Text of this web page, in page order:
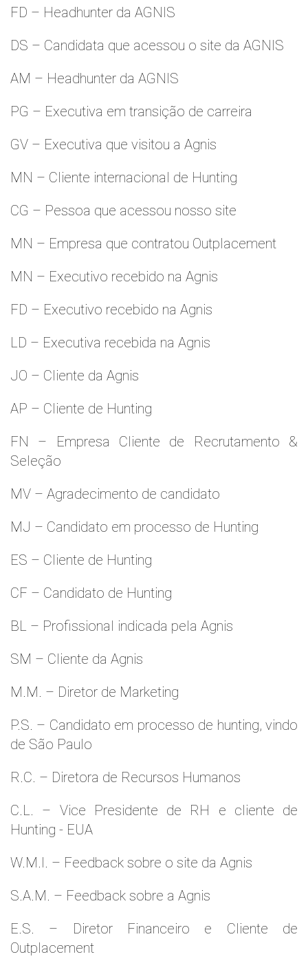
FD – Headhunter da AGNIS
DS – Candidata que acessou o site da AGNIS
AM – Headhunter da AGNIS
PG – Executiva em transição de carreira
GV – Executiva que visitou a Agnis
MN – Cliente internacional de Hunting
CG – Pessoa que acessou nosso site
MN – Empresa que contratou Outplacement
MN – Executivo recebido na Agnis
FD – Executivo recebido na Agnis
LD – Executiva recebida na Agnis
JO – Cliente da Agnis
AP – Cliente de Hunting
FN – Empresa Cliente de Recrutamento &
Seleção
MV – Agradecimento de candidato
MJ – Candidato em processo de Hunting
ES – Cliente de Hunting
CF – Candidato de Hunting
BL – Profissional indicada pela Agnis
SM – Cliente da Agnis
M.M. – Diretor de Marketing
P.S. – Candidato em processo de hunting, vindo
de São Paulo
R.C. – Diretora de Recursos Humanos
C.L. – Vice Presidente de RH e cliente de
Hunting - EUA
W.M.l. – Feedback sobre o site da Agnis
S.A.M. – Feedback sobre a Agnis
E.S. – Diretor Financeiro e Cliente de
Outplacement